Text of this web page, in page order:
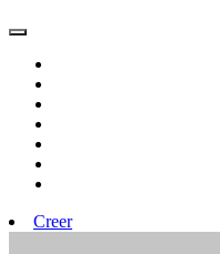
Creer